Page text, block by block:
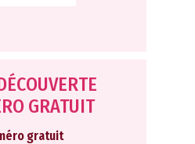
GRATUIT
gratuit